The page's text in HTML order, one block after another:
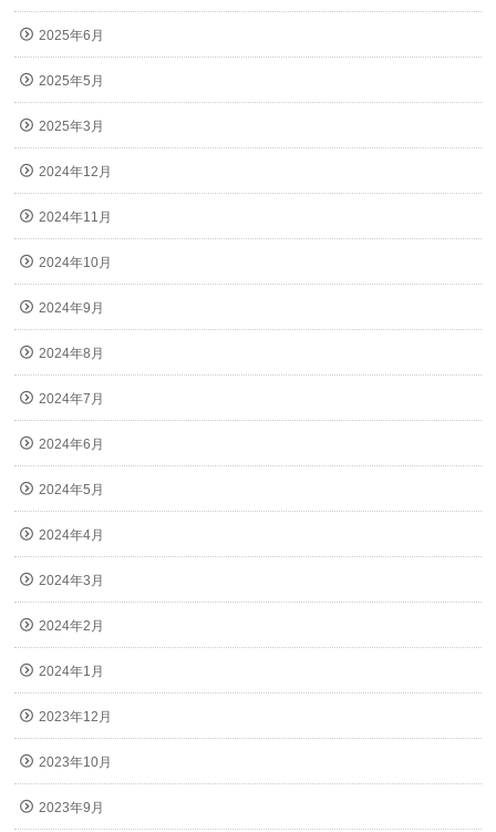
2025年6月
2025年5月
2025年3月
2024年12月
2024年11月
2024年10月
2024年9月
2024年8月
2024年7月
2024年6月
2024年5月
2024年4月
2024年3月
2024年2月
2024年1月
2023年12月
2023年10月
2023年9月